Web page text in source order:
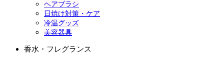
ヘアブラシ
日焼け対策・ケア
冷温グッズ
美容器具
香水・フレグランス